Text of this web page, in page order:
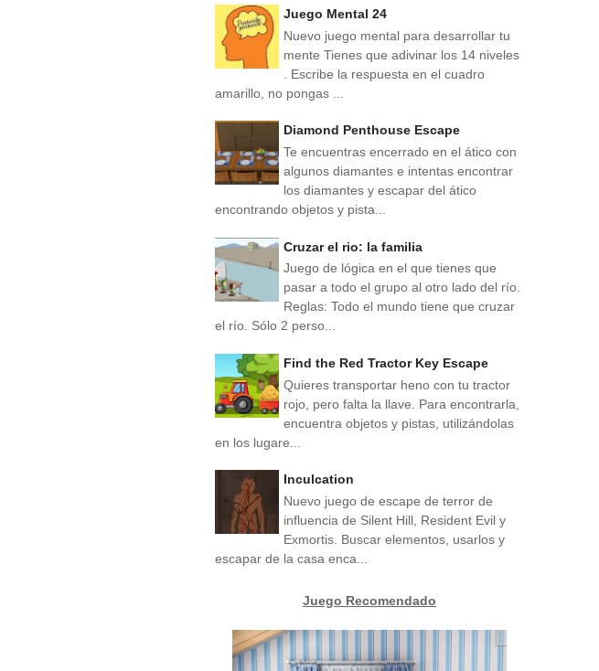
Juego Mental 24
Nuevo juego mental para desarrollar tu
mente Tienes que adivinar los 14 niveles
. Escribe la respuesta en el cuadro
amarillo, no pongas ...
Diamond Penthouse Escape
Te encuentras encerrado en el ático con
algunos diamantes e intentas encontrar
los diamantes y escapar del ático
encontrando objetos y pista...
Cruzar el rio: la familia
Juego de lógica en el que tienes que
pasar a todo el grupo al otro lado del río.
Reglas: Todo el mundo tiene que cruzar
el río. Sólo 2 perso...
Find the Red Tractor Key Escape
Quieres transportar heno con tu tractor
rojo, pero falta la llave. Para encontrarla,
encuentra objetos y pistas, utilizándolas
en los lugare...
Inculcation
Nuevo juego de escape de terror de
influencia de Silent Hill, Resident Evil y
Exmortis. Buscar elementos, usarlos y
escapar de la casa enca...
Juego Recomendado